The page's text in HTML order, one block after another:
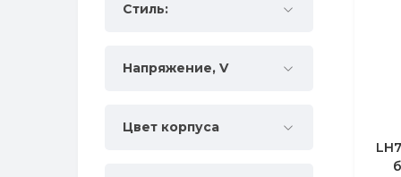
Стиль:
Напряжение, V
Цвет корпуса